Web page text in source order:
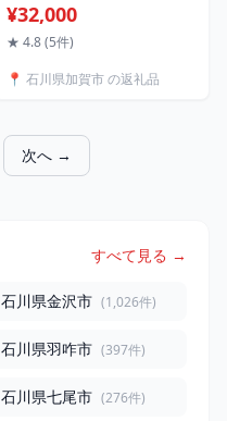
げ 約400ml コースター付
漆磨カップ 保温 保冷 コッ
父の日 母の日 敬老の日 ギ
¥32,000
★ 4.8 (5件)
📍 石川県加賀市 の返礼品
次へ →
すべて見る →
石川県金沢市 (1,026件)
石川県羽咋市 (397件)
石川県七尾市 (276件)